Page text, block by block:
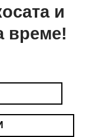
и
време!